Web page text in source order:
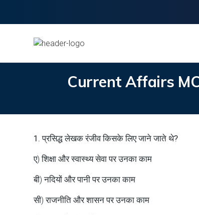
Current Affairs
1. प्रसिद्ध लेखक रंजीव किसके लिए जाने जाते थे?
ए) शिक्षा और स्वास्थ्य सेवा पर उनका काम
बी) नदियों और पानी पर उनका काम
सी) राजनीति और शासन पर उनका काम